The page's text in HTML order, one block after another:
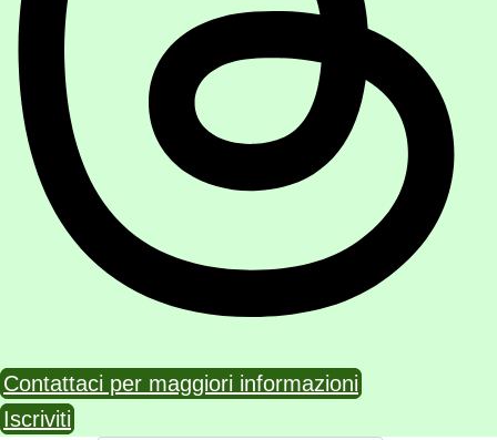
Contattaci per maggiori informazioni
Iscriviti